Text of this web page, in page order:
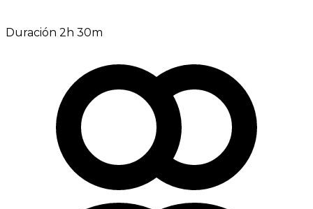
Duración 2h 30m